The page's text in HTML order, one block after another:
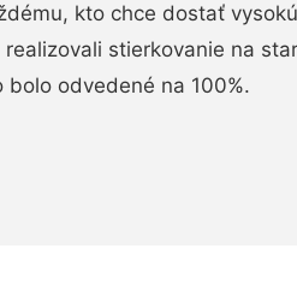
kto chce dostať
realizovali stierkovanie na
bolo odvedené na 100%.